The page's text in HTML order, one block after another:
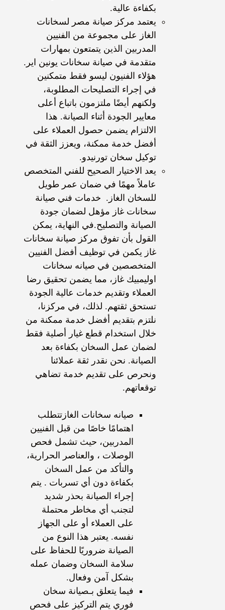
بكفاءة عالية.
يعتمد مركز صيانة مصر لسخانات
الغاز على مجموعة من الفنيين
المدربين الذين يتمتعون بمهارات
متقدمة في صيانة سخانات يونين اير.
هؤلاء الفنيون ليسو فقط متمكنين
في إجراء التصليحات المطلوبة،
ولكنهم أيضًا ملتزمون باتباع أعلى
معايير الجودة أثناء الصيانة. هذا
الالتزام يضمن حصول العملاء على
أفضل خدمة ممكنة، ويعزز الثقة في
توكيل سخان تورنيدو.
يعد الاختيار الصحيح للفني المتخصص
عاملاً مهمًا في ضمان عمر طويل
للسخان الغاز. خدمات فني صيانة
سخانات غاز مؤهل لضمان جودة
الصيانة والتصليح.في النهاية، يمكن
القول بأن تفوق مركز صيانة سخانات
غاز يكمن في توظيف أفضل الفنيين
المتخصصين في صيانه سخانات
اوليمبيك غاز، مما يضمن تحقيق رضا
العملاء وتقديم خدمات عالية الجودة
تستحق ثقتهم. لذلك، في مركزنا،
نلتزم بتقديم أفضل خدمة ممكنة من
خلال استخدام قطع غيار أصلية فقط
لضمان عمل السخان بكفاءة بعد
الصيانة. نحن نقدر ثقة عملائنا
ونحرص على تقديم خدمة تضاهي
توقعاتهم.
صيانه سخانات الغازتتطلب
اهتمامًا خاصًا من قبل الفنيين
المدربين، حيث تشمل فحص
الوصلات ، والعناصر الحرارية،
والتأكد من عمل السخان
بكفاءة دون أي تسربات . يتم
إجراء الصيانة بحذر شديد
لتجنب أي مخاطر محتملة
على العملاء أو على الجهاز
نفسه. يعتبر هذا النوع من
الصيانة ضروريًا للحفاظ على
سلامة السخان وضمان عمله
بشكل آمن وفعال.
فيما يتعلق بـصيانة سخان
فوري يتم التركيز على فحص